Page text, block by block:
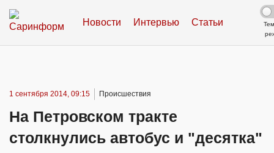
Новости Интервью Статьи
1 сентября 2014, 09:15 Происшествия
На Петровском тракте
столкнулись автобус и "десятка"